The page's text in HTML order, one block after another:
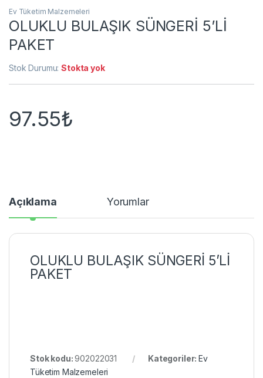
Ev Tüketim Malzemeleri
OLUKLU BULAŞIK SÜNGERİ 5’Lİ
PAKET
Stok Durumu:Stokta yok
97.55₺
Açıklama Yorumlar
OLUKLU BULAŞIK SÜNGERİ 5’Lİ
PAKET
Stok kodu:902022031 Kategoriler:Ev
Tüketim Malzemeleri